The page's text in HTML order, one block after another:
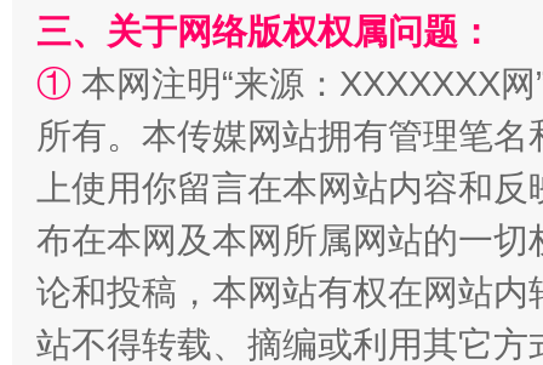
三、关于网络版权权属问题：
① 本网注明“来源：XXXXXXX
所有。本传媒网站拥有管理笔
上使用你留言在本网站内容和
布在本网及本网所属网站的一
论和投稿，本网站有权在网站
站不得转载、摘编或利用其它